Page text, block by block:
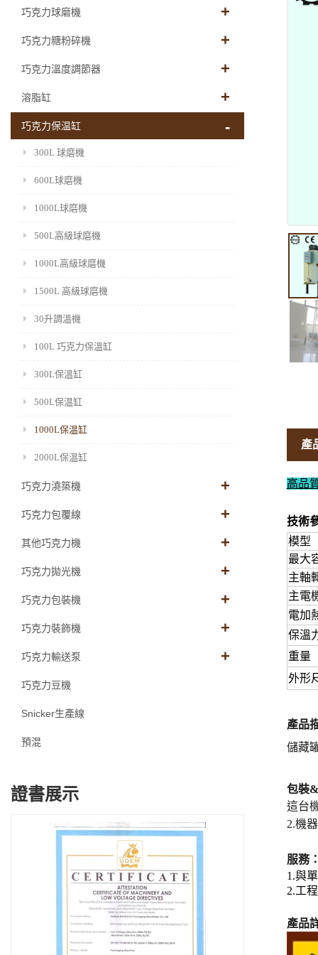
巧克力球磨機
巧克力糖粉碎機
巧克力溫度調節器
溶脂缸
巧克力保温缸
300L 球磨機
600L球磨機
1000L球磨機
500L高級球磨機
1000L高級球磨機
1500L 高級球磨機
30升調溫機
100L 巧克力保溫缸
300L保溫缸
500L保温缸
1000L保温缸
2000L保温缸
巧克力澆築機
巧克力包覆線
其他巧克力機
巧克力拋光機
巧克力包裝機
巧克力裝飾機
巧克力輸送泵
巧克力豆機
Snicker生產線
預混
證書展示
產
高品
技術
模型
最大
主軸
主電
電加
保溫
重量
外形
產品
儲藏
包裝
這台
2.機
服務
1.與
2.工
產品